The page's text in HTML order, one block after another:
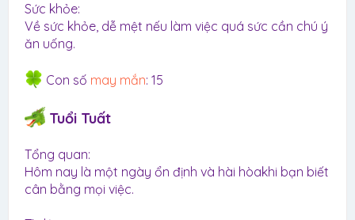
Sức khỏe:
Về sức khỏe, dễ mệt nếu làm việc quá sức cần chú ý
ăn uống.
Con số may mắn: 15
Tuổi Tuất
Tổng quan:
Hôm nay là một ngày ổn định và hài hòakhi bạn biết
cân bằng mọi việc.